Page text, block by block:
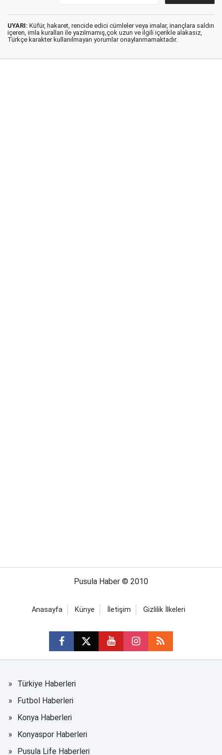
UYARI: Küfür, hakaret, rencide edici cümleler veya imalar, inançlara saldırı
içeren, imla kuralları ile yazılmamış,çok uzun ve ilgili içerikle alakasız,
Türkçe karakter kullanılmayan yorumlar onaylanmamaktadır.
Pusula Haber © 2010
Anasayfa Künye İletişim Gizlilik İlkeleri
Türkiye Haberleri
Futbol Haberleri
Konya Haberleri
Konyaspor Haberleri
Pusula Life Haberleri